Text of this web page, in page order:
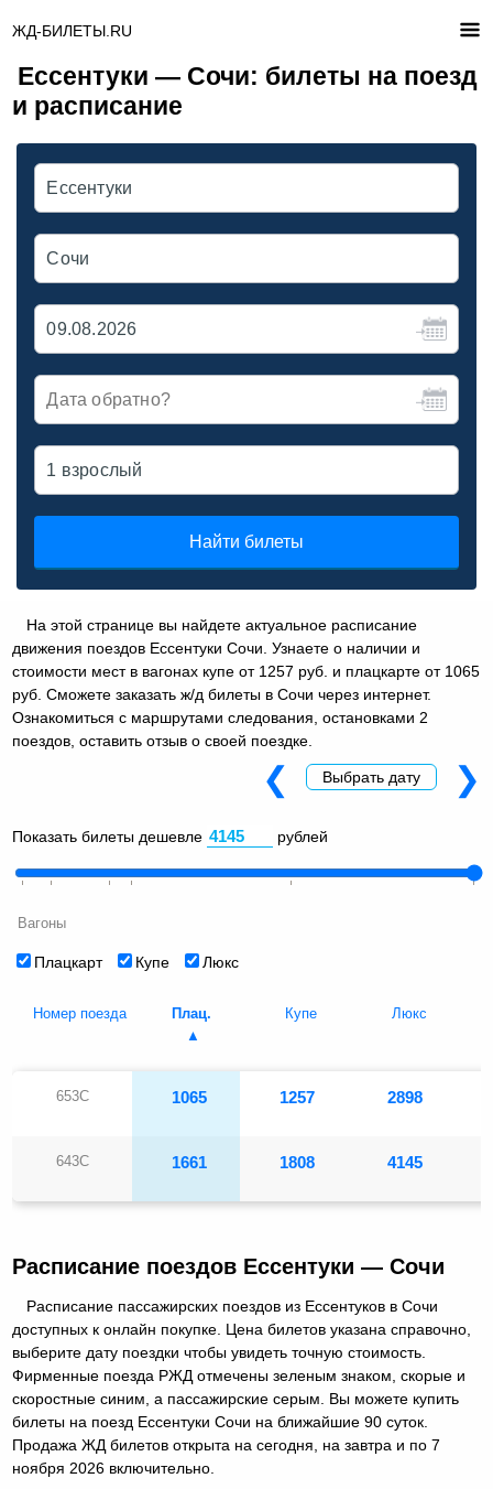
ЖД-БИЛЕТЫ.RU
Ессентуки — Сочи: билеты на поезд
и расписание
Найти билеты
На этой странице вы найдете актуальное расписание
движения поездов Ессентуки Сочи. Узнаете о наличии и
стоимости мест в вагонах купе от 1257 руб. и плацкарте от 1065
руб. Сможете заказать ж/д билеты в Сочи через интернет.
Ознакомиться с маршрутами следования, остановками 2
поездов, оставить отзыв о своей поездке.
Показать билеты дешевле рублей
Вагоны
Плацкарт Купе Люкс
❮ Выбрать дату ❯
Номер поезда Плац. Купе Люкс
653С 1065 1257 2898
643С 1661 1808 4145
Расписание поездов Ессентуки — Сочи
Расписание пассажирских поездов из Ессентуков в Сочи
доступных к онлайн покупке. Цена билетов указана справочно,
выберите дату поездки чтобы увидеть точную стоимость.
Фирменные поезда РЖД отмечены зеленым знаком, скорые и
скоростные синим, а пассажирские серым. Вы можете купить
билеты на поезд Ессентуки Сочи на ближайшие 90 суток.
Продажа ЖД билетов открыта на сегодня, на завтра и по 7
ноября 2026 включительно.